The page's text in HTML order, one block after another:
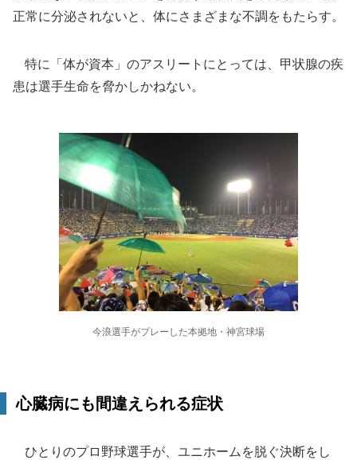
正常に分泌されないと、体にさまざまな不調をもたらす。
特に「体が資本」のアスリートにとっては、甲状腺の疾
患は選手生命を脅かしかねない。
今浪選手がプレーした本拠地・神宮球場
心臓病にも間違えられる症状
ひとりのプロ野球選手が、ユニホームを脱ぐ決断をし